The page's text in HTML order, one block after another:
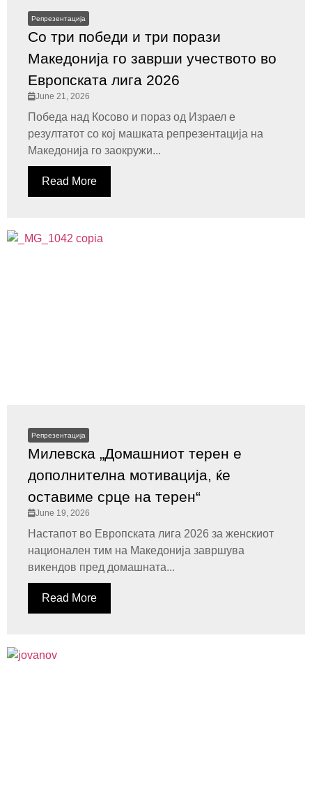
Репрезентација
Со три победи и три порази
Македонија го заврши учеството во
Европската лига 2026
June 21, 2026
Победа над Косово и пораз од Израел е
резултатот со кој машката репрезентација на
Македонија го заокружи...
Read More
Репрезентација
Милевска „Домашниот терен е
дополнителна мотивација, ќе
оставиме срце на терен“
June 19, 2026
Настапот во Европската лига 2026 за женскиот
национален тим на Македонија завршува
викендов пред домашната...
Read More